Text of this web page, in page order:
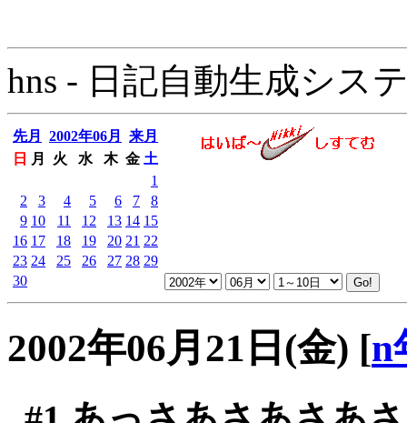
hns - 日記自動生成シス
先月 2002年06月
来月
日
月 火 水 木 金 土
1
2
3 4 5 6 7
8
9 10 11 12 13 14 15
16 17 18 19 20 21 22
23 24 25 26 27 28 29
30
2002年06月21日(金) [n